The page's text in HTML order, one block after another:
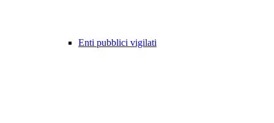
Enti pubblici vigilati